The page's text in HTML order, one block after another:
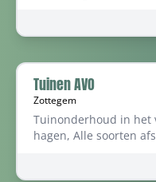
Tuinen AVO
Zottegem
Tuinonderhoud in het
hagen, Alle soorten